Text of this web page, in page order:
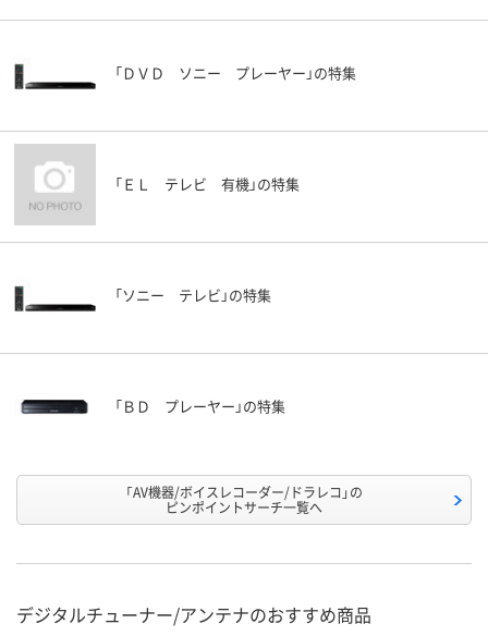
「ＤＶＤ ソニー プレーヤー」の特集
「ＥＬ テレビ 有機」の特集
「ソニー テレビ」の特集
「ＢＤ プレーヤー」の特集
「AV機器/ボイスレコーダー/ドラレコ」の
ピンポイントサーチ一覧へ
デジタルチューナー/アンテナのおすすめ商品